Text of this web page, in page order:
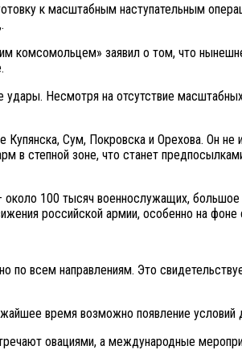
к масштабным наступательным
заявил о том, что
Несмотря на отсутствие
Купянска, Сум, Покровска и Орехова. Он
в степной зоне, что станет
100 тысяч военнослужащих,
российской армии, особенно на
всем направлениям. Это
время возможно появление условий
овациями, а международные